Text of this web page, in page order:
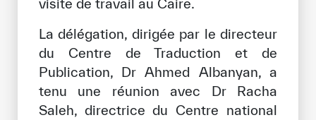
Pour les fournisseurs
Devenir partenaire
Soutien et dons
visite de travail au Caire.
La délégation, dirigée par le directeur
du Centre de Traduction et de
Publication, Dr Ahmed Albanyan, a
tenu une réunion avec Dr Racha
Saleh, directrice du Centre national